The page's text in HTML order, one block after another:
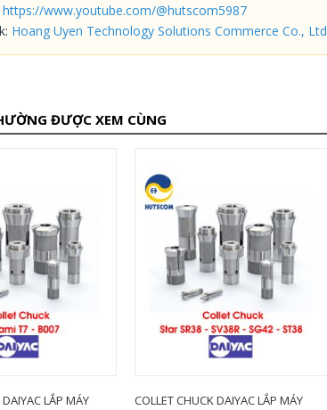
https://www.youtube.com/@hutscom5987
Hoang Uyen Technology Solutions Commerce Co., Ltd
ĐƯỢC XEM CÙNG
LẮP MÁY
COLLET CHUCK DAIYAC LẮP MÁY